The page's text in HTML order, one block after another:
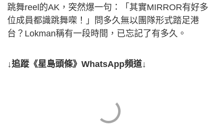
跳舞reel的AK，突然爆一句：「其實MIRROR有好多
位成員都識跳舞㗎！」問多久無以團隊形式踏足港
台？Lokman稱有一段時間，已忘記了有多久。
↓追蹤《星島頭條》WhatsApp頻道↓